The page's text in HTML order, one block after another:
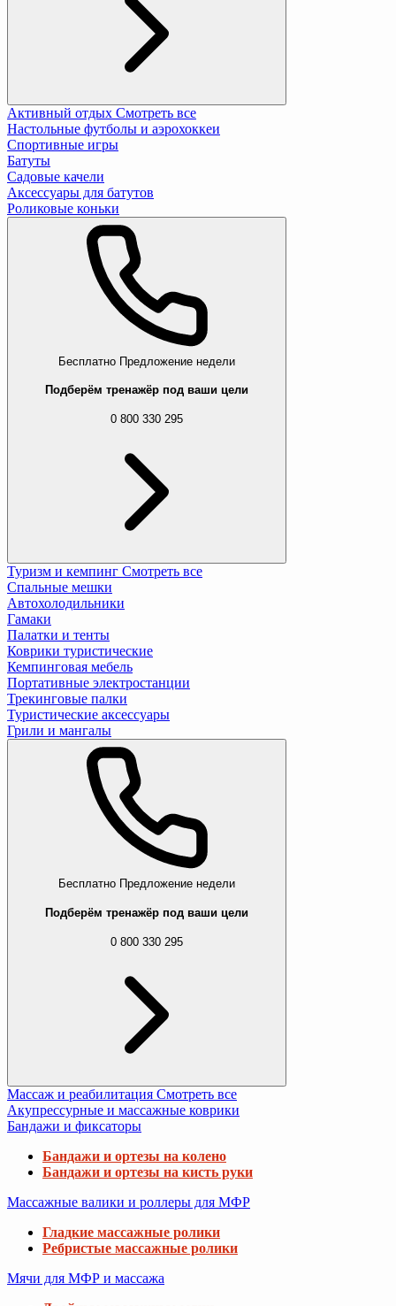
Активный отдых Смотреть все
Настольные футболы и аэрохоккеи
Спортивные игры
Батуты
Садовые качели
Аксессуары для батутов
Роликовые коньки
Бесплатно Предложение недели
Подберём тренажёр под ваши цели
0 800 330 295
Туризм и кемпинг Смотреть все
Спальные мешки
Автохолодильники
Гамаки
Палатки и тенты
Коврики туристические
Кемпинговая мебель
Портативные электростанции
Трекинговые палки
Туристические аксессуары
Грили и мангалы
Бесплатно Предложение недели
Подберём тренажёр под ваши цели
0 800 330 295
Массаж и реабилитация Смотреть все
Акупрессурные и массажные коврики
Бандажи и фиксаторы
Бандажи и ортезы на колено
Бандажи и ортезы на кисть руки
Массажные валики и роллеры для МФР
Гладкие массажные ролики
Ребристые массажные ролики
Мячи для МФР и массажа